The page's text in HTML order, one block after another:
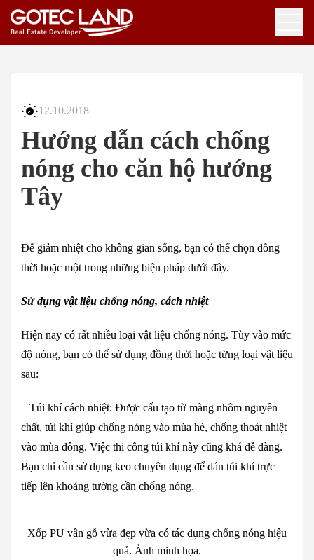
12.10.2018
Hướng dẫn cách chống
nóng cho căn hộ hướng
Tây
Để giảm nhiệt cho không gian sống, bạn có thể chọn đồng
thời hoặc một trong những biện pháp dưới đây.
Sử dụng vật liệu chống nóng, cách nhiệt
Hiện nay có rất nhiều loại vật liệu chống nóng. Tùy vào mức
độ nóng, bạn có thể sử dụng đồng thời hoặc từng loại vật liệu
sau:
– Túi khí cách nhiệt: Được cấu tạo từ màng nhôm nguyên
chất, túi khí giúp chống nóng vào mùa hè, chống thoát nhiệt
vào mùa đông. Việc thi công túi khí này cũng khá dễ dàng.
Bạn chỉ cần sử dụng keo chuyên dụng để dán túi khí trực
tiếp lên khoảng tường cần chống nóng.
Xốp PU vân gỗ vừa đẹp vừa có tác dụng chống nóng hiệu
quả. Ảnh minh họa.